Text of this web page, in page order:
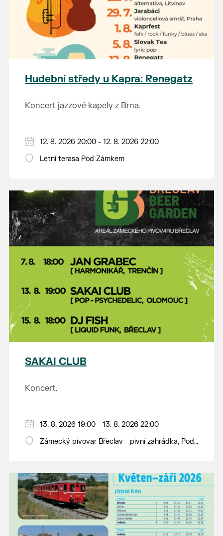
Hudební středy u Kapra: Renegatz
Koncert jazzové kapely z Brna.
12. 8. 2026 20:00 - 12. 8. 2026 22:00
Letní terasa Pod Zámkem
SAKAI CLUB
Koncert.
13. 8. 2026 19:00 - 13. 8. 2026 22:00
Zámecký pivovar Břeclav - pivní zahrádka, Pod